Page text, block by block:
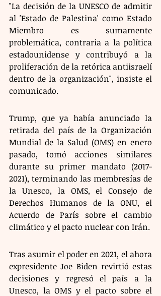
"La decisión de la UNESCO de admitir
al 'Estado de Palestina' como Estado
Miembro es sumamente
problemática, contraria a la política
estadounidense y contribuyó a la
proliferación de la retórica antiisraelí
dentro de la organización", insiste el
comunicado.
Trump, que ya había anunciado la
retirada del país de la Organización
Mundial de la Salud (OMS) en enero
pasado, tomó acciones similares
durante su primer mandato (2017-
2021), terminando las membresías de
la Unesco, la OMS, el Consejo de
Derechos Humanos de la ONU, el
Acuerdo de París sobre el cambio
climático y el pacto nuclear con Irán.
Tras asumir el poder en 2021, el ahora
expresidente Joe Biden revirtió estas
decisiones y regresó el país a la
Unesco, la OMS y el pacto sobre el